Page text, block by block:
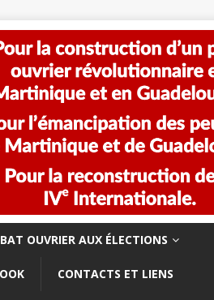
OUVRIER AUX ÉLECTIONS
CONTACTS ET LIENS